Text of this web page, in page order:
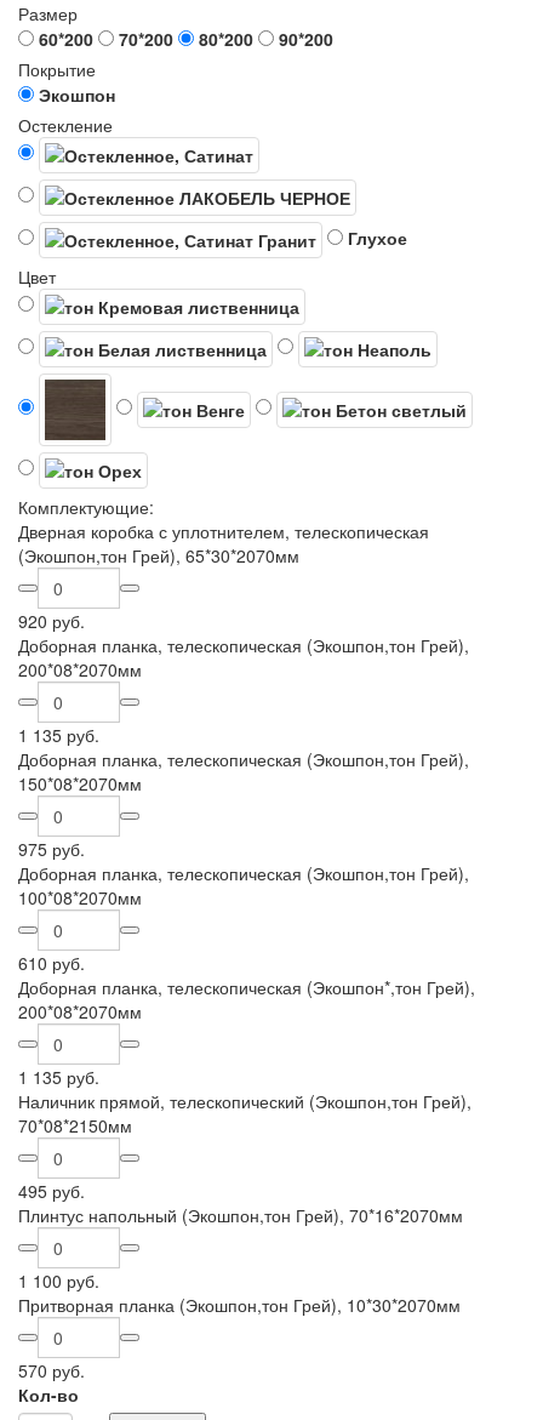
Размер
60*200
70*200 80*200
90*200
Покрытие
Экошпон
Остекление
Глухое
Цвет
Комплектующие:
Дверная коробка с уплотнителем, телескопическая
(Экошпон,тон Грей), 65*30*2070мм
920 руб.
Доборная планка, телескопическая (Экошпон,тон Грей),
200*08*2070мм
1 135 руб.
Доборная планка, телескопическая (Экошпон,тон Грей),
150*08*2070мм
975 руб.
Доборная планка, телескопическая (Экошпон,тон Грей),
100*08*2070мм
610 руб.
Доборная планка, телескопическая (Экошпон*,тон Грей),
200*08*2070мм
1 135 руб.
Наличник прямой, телескопический (Экошпон,тон Грей),
70*08*2150мм
495 руб.
Плинтус напольный (Экошпон,тон Грей), 70*16*2070мм
1 100 руб.
Притворная планка (Экошпон,тон Грей), 10*30*2070мм
570 руб.
Кол-во